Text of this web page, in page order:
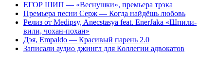
ЕГОР ШИП — «Веснушки», премьера трэка
Премьера песни Серж — Когда найдёшь любовь
Релиз от Medipsy, Anecstasya feat. EnerJaka «Шпили-
вили, чохан-похан»
Дэя, Empaldo — Красивый парень 2.0
Записали аудио джингл для Коллегии адвокатов